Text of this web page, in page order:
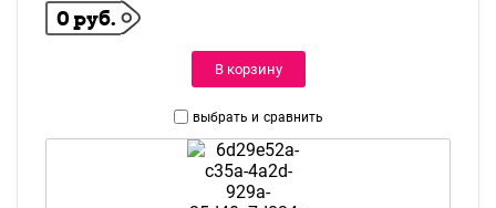
0 руб.
В корзину
выбрать и сравнить